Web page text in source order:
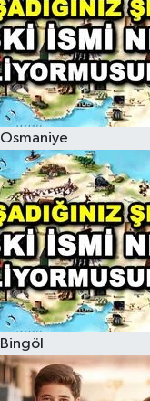
Osmaniye
Bingöl